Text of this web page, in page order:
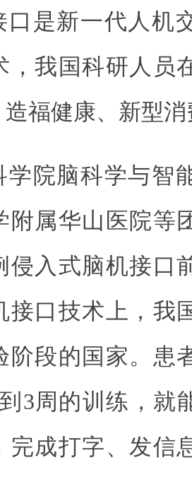
口是新一代人机
，我国科研人员
福健康、新型
学院脑科学与智
附属华山医院等
侵入式脑机接口
接口技术上，我
阶段的国家。患
3周的训练，就
完成打字、发信